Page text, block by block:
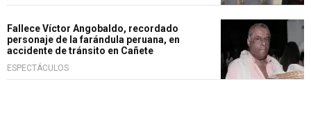
Fallece Víctor Angobaldo, recordado
personaje de la farándula peruana, en
accidente de tránsito en Cañete
ESPECTÁCULOS